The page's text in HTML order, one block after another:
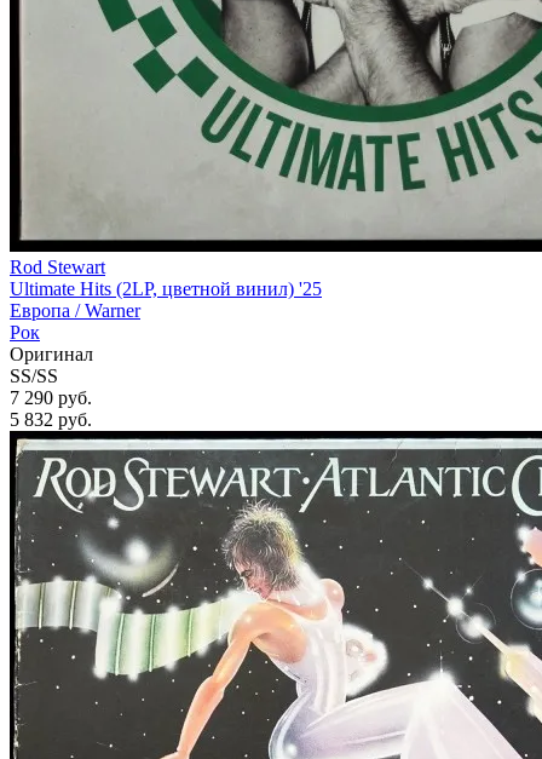
Rod Stewart
Ultimate Hits (2LP, цветной винил) '25
Европа /Warner
Рок
Оригинал
SS/SS
7 290 руб.
5 832 руб.